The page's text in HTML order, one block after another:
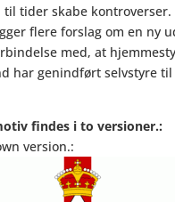
til tider skabe kontroverser.
flere forslag om en ny
med, at
har genindført selvstyre til
findes i to versioner.:
version.: